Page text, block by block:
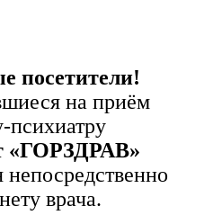
посетители!
на приём
психиатру
«ГОРЗДРАВ»
непосредственно
врача.